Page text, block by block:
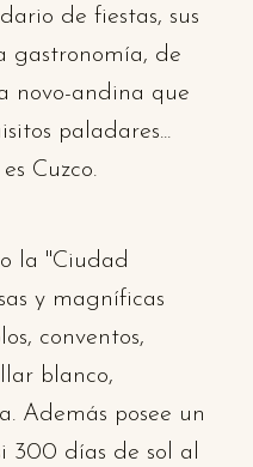
de fiestas, sus
gastronomía, de
novo-andina que
paladares...
Cuzco.
la "Ciudad
y magníficas
conventos,
blanco,
Además posee un
300 días de sol al